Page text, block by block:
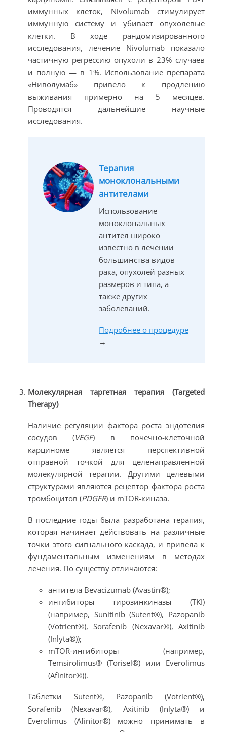
иммунных клеток, Nivolumab стимулирует
иммунную систему и убивает опухолевые
клетки. В ходе рандомизированного
исследования, лечение Nivolumab показало
частичную регрессию опухоли в 23% случаев
и полную — в 1%. Использование препарата
«Ниволумаб» привело к продлению
выживания примерно на 5 месяцев.
Проводятся дальнейшие научные
исследования.
Терапия
моноклональными
антителами
Использование
моноклональных
антител широко
известно в лечении
большинства видов
рака, опухолей разных
размеров и типа, а
также других
заболеваний.
Подробнее о процедуре
→
Молекулярная таргетная терапия (Targeted
Therapy)
Наличие регуляции фактора роста эндотелия
сосудов (VEGF) в почечно-клеточной
карциноме является перспективной
отправной точкой для целенаправленной
молекулярной терапии. Другими целевыми
структурами являются рецептор фактора роста
тромбоцитов (PDGFR) и mTOR-киназа.
В последние годы была разработана терапия,
которая начинает действовать на различные
точки этого сигнального каскада, и привела к
фундаментальным изменениям в методах
лечения. По существу отличаются:
антитела Bevacizumab (Avastin®);
ингибиторы тирозинкиназы (TKI)
(например, Sunitinib (Sutent®), Pazopanib
(Votrient®), Sorafenib (Nexavar®), Axitinib
(Inlyta®));
mTOR-ингибиторы (например,
Temsirolimus® (Torisel®) или Everolimus
(Afinitor®)).
Таблетки Sutent®, Pazopanib (Votrient®),
Sorafenib (Nexavar®), Axitinib (Inlyta®) и
Everolimus (Afinitor®) можно принимать в